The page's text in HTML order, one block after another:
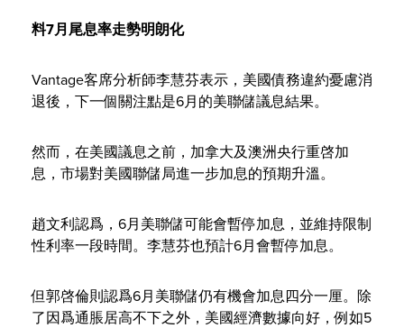
料7月尾息率走勢明朗化
Vantage客席分析師李慧芬表示，美國債務違約憂慮消
退後，下一個關注點是6月的美聯儲議息結果。
然而，在美國議息之前，加拿大及澳洲央行重啓加
息，市場對美國聯儲局進一步加息的預期升溫。
趙文利認爲，6月美聯儲可能會暫停加息，並維持限制
性利率一段時間。李慧芬也預計6月會暫停加息。
但郭啓倫則認爲6月美聯儲仍有機會加息四分一厘。除
了因爲通脹居高不下之外，美國經濟數據向好，例如5